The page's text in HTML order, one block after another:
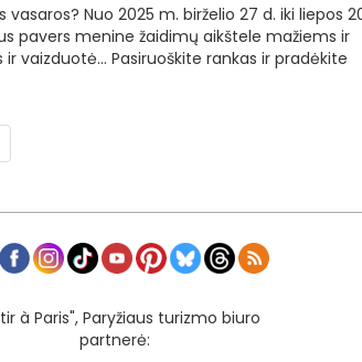
Nuo 2025 m. birželio 27 d. iki liepos
pavers menine žaidimų aikštele mažiems ir
vaizduotė... Pasiruoškite rankas ir pradėkite
à Paris", Paryžiaus turizmo biuro
partnerė: